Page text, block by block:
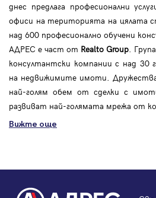
днес предлага професионални
офиси на територията на цялата
над 600 професионално обучени
АДРЕС е част от Realto Group.
консултантски компании с над
на недвижимите имоти.
най-голям обем от сделки с
развиват най-голямата мрежа от
Вижте още